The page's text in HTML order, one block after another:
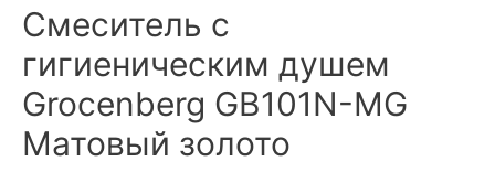
Смеситель с
гигиеническим душем
Grocenberg GB101N-MG
Матовый золото